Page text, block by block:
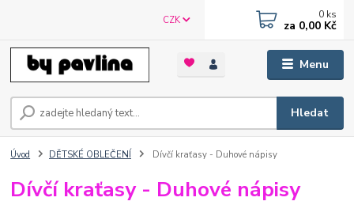
Menu
CZK
Hledat
0 ks
za 0,00 Kč
Úvod DĚTSKÉ OBLEČENÍ Dívčí kraťasy - Duhové nápisy
Dívčí kraťasy - Duhové nápisy